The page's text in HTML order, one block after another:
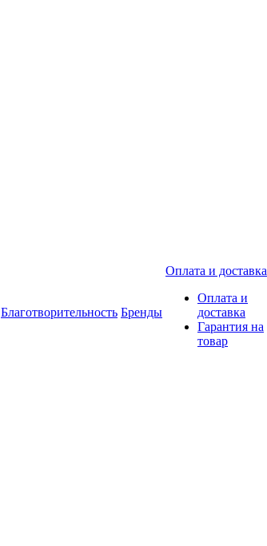
Благотворительность Бренды
Оплата и доставка
Оплата и
доставка
Гарантия на
товар